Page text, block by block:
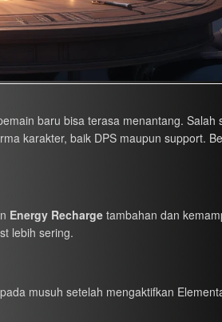
baru bisa terasa menantang. Salah
karakter, baik DPS maupun support.
Energy Rechargetambahan dan
lebih sering.
musuh setelah mengaktifkan